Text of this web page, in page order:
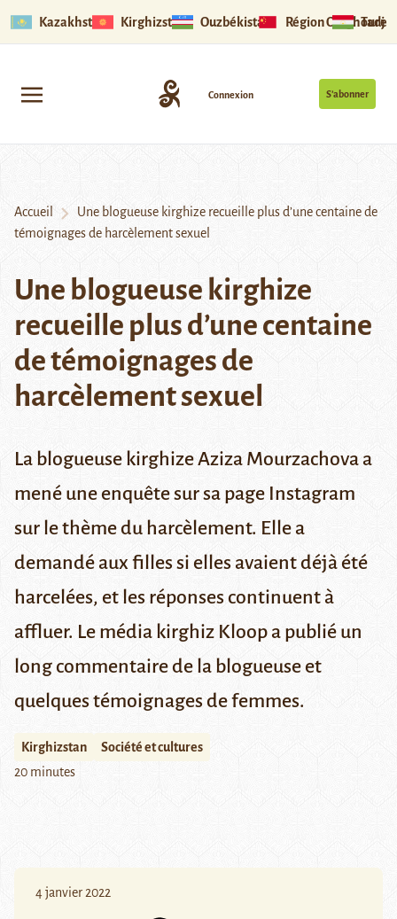
Kazakhstan Kirghizstan Ouzbékistan Région Ouïghoure
S’abonner
Connexion
Accueil
Une blogueuse kirghize recueille plus d’une centaine de
témoignages de harcèlement sexuel
Une blogueuse kirghize
recueille plus d’une centaine
de témoignages de
harcèlement sexuel
La blogueuse kirghize Aziza Mourzachova a
mené une enquête sur sa page Instagram
sur le thème du harcèlement. Elle a
demandé aux filles si elles avaient déjà été
harcelées, et les réponses continuent à
affluer. Le média kirghiz Kloop a publié un
long commentaire de la blogueuse et
quelques témoignages de femmes.
Kirghizstan
Société et cultures
20 minutes
4 janvier 2022